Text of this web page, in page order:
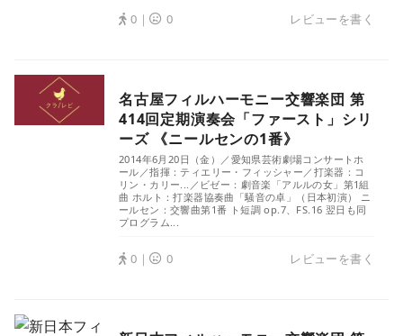
0｜ 0 レビューを書く
名古屋フィルハーモニー交響楽団 第
414回定期演奏会「ファースト」シリ
ーズ 《ニールセンの1番》
2014年6月20日（金）／愛知県芸術劇場コンサートホ
ール／指揮：ティエリー・フィッシャー／打楽器：コ
リン・カリー...／ビゼー：劇音楽「アルルの女」第1組
曲 ホルト：打楽器協奏曲「騒音の卓」（日本初演） ニ
ールセン：交響曲第1番 ト短調 op.7、FS.16 翌日も同
プログラム...
0｜ 0 レビューを書く